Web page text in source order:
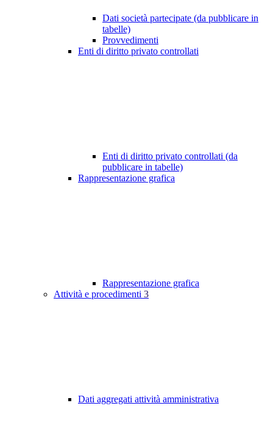
Dati società partecipate (da pubblicare in
tabelle)
Provvedimenti
Enti di diritto privato controllati
Enti di diritto privato controllati (da
pubblicare in tabelle)
Rappresentazione grafica
Rappresentazione grafica
Attività e procedimenti 3
Dati aggregati attività amministrativa